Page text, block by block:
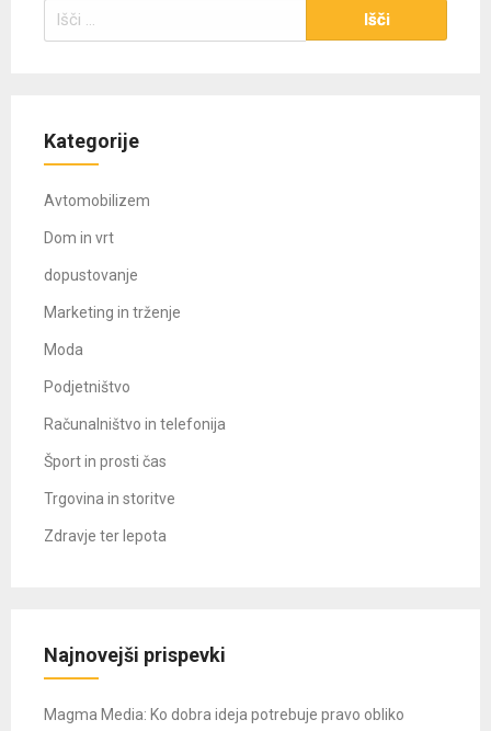
Išči:
Kategorije
Avtomobilizem
Dom in vrt
dopustovanje
Marketing in trženje
Moda
Podjetništvo
Računalništvo in telefonija
Šport in prosti čas
Trgovina in storitve
Zdravje ter lepota
Najnovejši prispevki
Magma Media: Ko dobra ideja potrebuje pravo obliko